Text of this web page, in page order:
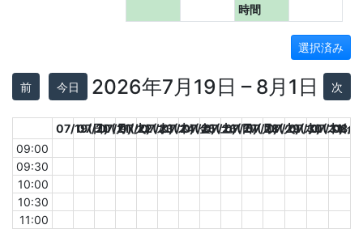
時間
選択済み
前 今日 2026年7月19日 – 8月1日 次
07/19(日)
07/20(月)
07/21(火)
07/22(水)
07/23(木)
07/24(金)
07/25(土)
07/26(日)
07/27(月)
07/28(火)
07/29(水)
07/30(木)
07/31(金)
08/
09:00
09:30
10:00
10:30
11:00